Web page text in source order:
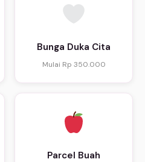
Bunga Duka Cita
Mulai Rp 350.000
Parcel Buah